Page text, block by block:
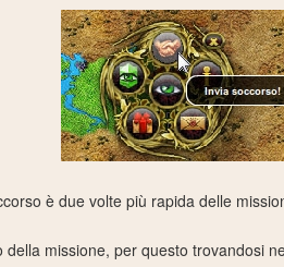
è due volte più rapida delle
missione, per questo trovandosi